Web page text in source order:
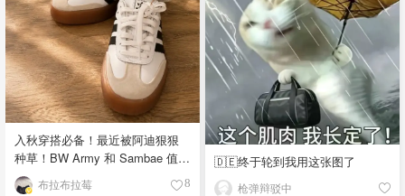
入秋穿搭必备！最近被阿迪狠狠
种草！BW Army 和 Sambae 值得
拥有！布拉布拉莓 8
🇩🇪终于轮到我用这张图了
枪弹辩驳中